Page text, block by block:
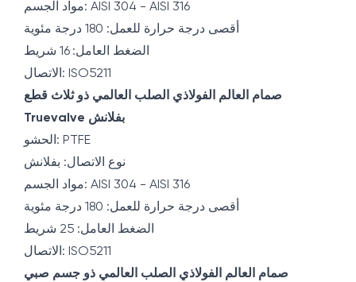
مواد الجسم: AISI 304 - AISI 316
أقصى درجة حرارة للعمل: 180 درجة مئوية
الضغط العامل: 16 شريط
الاتصال: ISO5211
صمام العالم الفولاذي الصلب العالمي ذو ثلاث قطع
Truevalve بفلانش
الحشو: PTFE
نوع الاتصال: بفلانش
مواد الجسم: AISI 304 - AISI 316
أقصى درجة حرارة للعمل: 180 درجة مئوية
الضغط العامل: 25 شريط
الاتصال: ISO5211
صمام العالم الفولاذي الصلب العالمي ذو جسم صبي